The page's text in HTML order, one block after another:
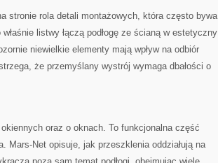
stronie rola detali montażowych, która często bywa
listwy łączą podłogę ze ścianą w estetyczny
niewielkie elementy mają wpływ na odbiór
że przemyślany wystrój wymaga dbałości o
oraz o oknach. To funkcjonalna część
Mars-Net opisuje, jak przeszklenia oddziałują na